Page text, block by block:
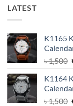
LATEST
K1165
৳1,500
K1164
৳1,500